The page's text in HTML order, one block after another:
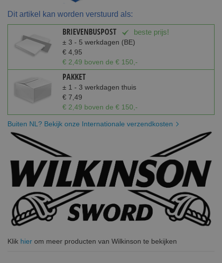
Dit artikel kan worden verstuurd als:
BRIEVENBUSPOST beste prijs!
± 3 - 5 werkdagen (BE)
€ 4,95
€ 2,49 boven de € 150,-
PAKKET
± 1 - 3 werkdagen thuis
€ 7,49
€ 2,49 boven de € 150,-
Buiten NL? Bekijk onze Internationale verzendkosten
Klik hier om meer producten van Wilkinson te bekijken